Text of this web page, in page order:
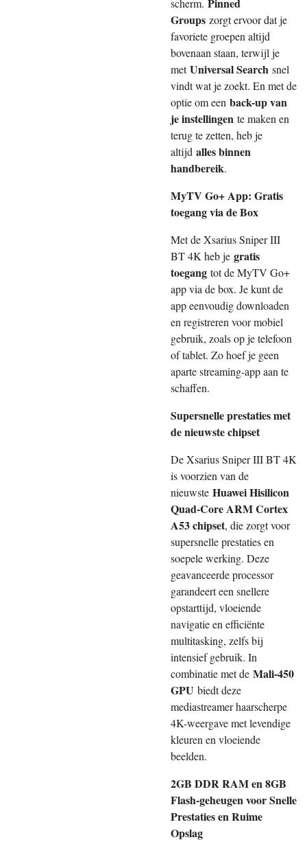
scherm.
Groups zorgt ervoor dat je
favoriete groepen altijd
bovenaan staan, terwijl je
metUniversal Search snel
vindt wat je zoekt. En met de
optie om een back-up van
je instellingen te maken en
terug te zetten, heb je
altijd alles binnen
handbereik.
MyTV Go+ App: Gratis
toegang via de Box
Met de Xsarius Sniper III
BT 4K heb je gratis
toegang tot de MyTV Go+
app via de box. Je kunt de
app eenvoudig downloaden
en registreren voor mobiel
gebruik, zoals op je telefoon
of tablet. Zo hoef je geen
aparte streaming-app aan te
schaffen.
Supersnelle prestaties met
de nieuwste chipset
De Xsarius Sniper III BT 4K
is voorzien van de
nieuwste Huawei Hisilicon
Quad-Core ARM Cortex
A53 chipset, die zorgt voor
supersnelle prestaties en
soepele werking. Deze
geavanceerde processor
garandeert een snellere
opstarttijd, vloeiende
navigatie en efficiënte
multitasking, zelfs bij
intensief gebruik. In
combinatie met de Mali-450
GPU biedt deze
mediastreamer haarscherpe
4K-weergave met levendige
kleuren en vloeiende
beelden.
2GB DDR RAM en 8GB
Flash-geheugen voor Snelle
Prestaties en Ruime
Opslag